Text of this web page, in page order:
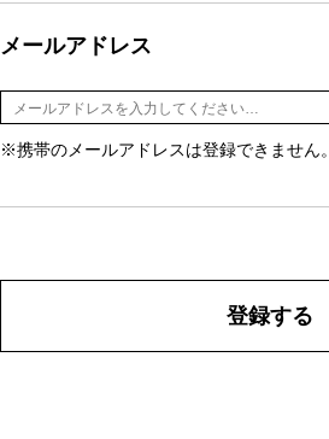
メールアドレス
※携帯のメールアドレスは登録できません。
登録する